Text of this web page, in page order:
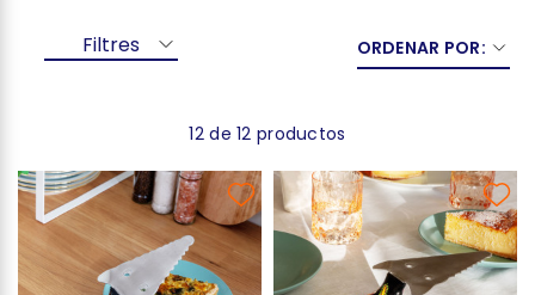
Filtres ORDENAR POR:
12 de 12 productos